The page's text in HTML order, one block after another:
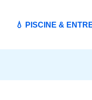
💧 PISCINE &